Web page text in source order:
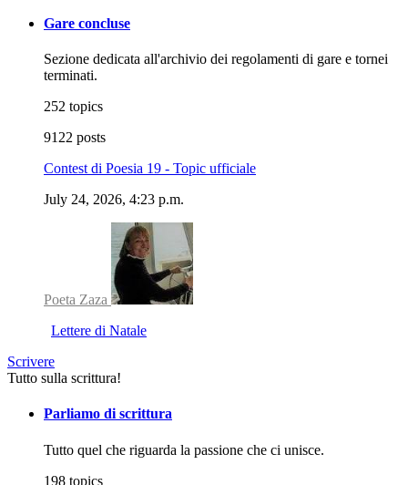
Gare concluse
Sezione dedicata all'archivio dei regolamenti di gare e tornei
terminati.
252 topics
9122 posts
Contest di Poesia 19 - Topic ufficiale
July 24, 2026, 4:23 p.m.
Poeta Zaza
Lettere di Natale
Scrivere
Tutto sulla scrittura!
Parliamo di scrittura
Tutto quel che riguarda la passione che ci unisce.
198 topics